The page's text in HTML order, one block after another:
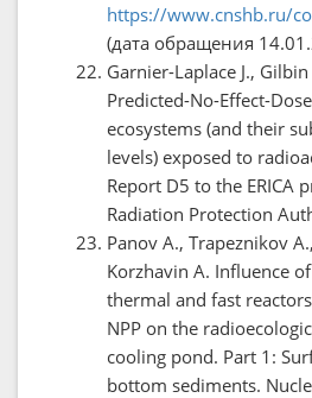
https://www.cnshb.ru/
(дата обращения
Garnier-Laplace J.,
Predicted-No-Effect-
ecosystems (and their
levels) exposed to
Report D5 to the ERICA
Radiation Protection
Panov A., Trapeznikov
Korzhavin A. Influence
thermal and fast
NPP on the
cooling pond. Part 1:
bottom sediments.